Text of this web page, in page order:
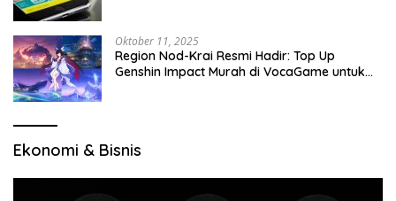
Oktober 11, 2025
Region Nod-Krai Resmi Hadir: Top Up
Genshin Impact Murah di VocaGame untuk
Ekonomi & Bisnis